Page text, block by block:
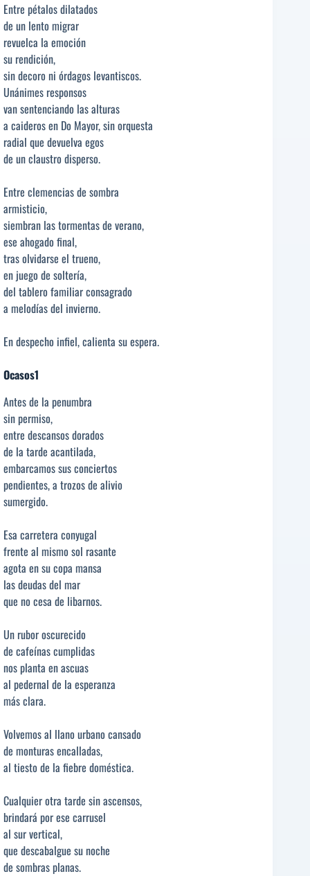
Entre pétalos dilatados
de un lento migrar
revuelca la emoción
su rendición,
sin decoro ni órdagos levantiscos.
Unánimes responsos
van sentenciando las alturas
a caideros en Do Mayor, sin orquesta
radial que devuelva egos
de un claustro disperso.
Entre clemencias de sombra
armisticio,
siembran las tormentas de verano,
ese ahogado final,
tras olvidarse el trueno,
en juego de soltería,
del tablero familiar consagrado
a melodías del invierno.
En despecho infiel, calienta su espera.
Ocasos1
Antes de la penumbra
sin permiso,
entre descansos dorados
de la tarde acantilada,
embarcamos sus conciertos
pendientes, a trozos de alivio
sumergido.
Esa carretera conyugal
frente al mismo sol rasante
agota en su copa mansa
las deudas del mar
que no cesa de libarnos.
Un rubor oscurecido
de cafeínas cumplidas
nos planta en ascuas
al pedernal de la esperanza
más clara.
Volvemos al llano urbano cansado
de monturas encalladas,
al tiesto de la fiebre doméstica.
Cualquier otra tarde sin ascensos,
brindará por ese carrusel
al sur vertical,
que descabalgue su noche
de sombras planas.